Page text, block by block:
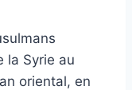
la Syrie au
oriental, en